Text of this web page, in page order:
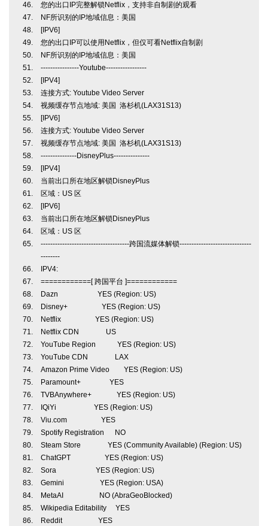
您的出口IP完整解锁Netflix，支持非自制剧的观看
NF所识别的IP地域信息：美国
[IPV6]
您的出口IP可以使用Netflix，但仅可看Netflix自制剧
NF所识别的IP地域信息：美国
----------------Youtube-----------------
[IPV4]
连接方式: Youtube Video Server
视频缓存节点地域: 美国 洛杉机(LAX31S13)
[IPV6]
连接方式: Youtube Video Server
视频缓存节点地域: 美国 洛杉机(LAX31S13)
---------------DisneyPlus---------------
[IPV4]
当前出口所在地区解锁DisneyPlus
区域：US 区
[IPV6]
当前出口所在地区解锁DisneyPlus
区域：US 区
-------------------------------------跨国流媒体解锁------------------------------
--------
IPV4:
============[ 跨国平台 ]============
Dazn YES (Region: US)
Disney+ YES (Region: US)
Netflix YES (Region: US)
Netflix CDN US
YouTube Region YES (Region: US)
YouTube CDN LAX
Amazon Prime Video YES (Region: US)
Paramount+ YES
TVBAnywhere+ YES (Region: US)
IQiYi YES (Region: US)
Viu.com YES
Spotify Registration NO
Steam Store YES (Community Available) (Region: US)
ChatGPT YES (Region: US)
Sora YES (Region: US)
Gemini YES (Region: USA)
MetaAI NO (AbraGeoBlocked)
Wikipedia Editability YES
Reddit YES